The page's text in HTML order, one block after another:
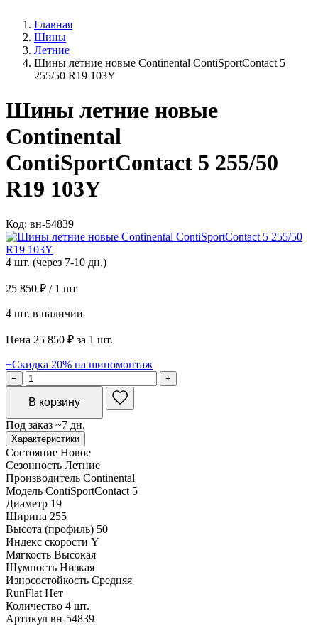
Главная
Шины
Летние
Шины летние новые Continental ContiSportContact 5
255/50 R19 103Y
Шины летние новые
Continental
ContiSportContact 5 255/50
R19 103Y
Код: вн-54839
4 шт. (через 7-10 дн.)
25 850 ₽ / 1 шт
4 шт. в наличии
Цена 25 850 ₽ за 1 шт.
+Скидка 20% на шиномонтаж
− +
В корзину
Под заказ ~7 дн.
Характеристики
Состояние Новое
Сезонность Летние
Производитель Continental
Модель ContiSportContact 5
Диаметр 19
Ширина 255
Высота (профиль) 50
Индекс скорости Y
Мягкость Высокая
Шумность Низкая
Износостойкость Средняя
RunFlat Нет
Количество 4 шт.
Артикул вн-54839